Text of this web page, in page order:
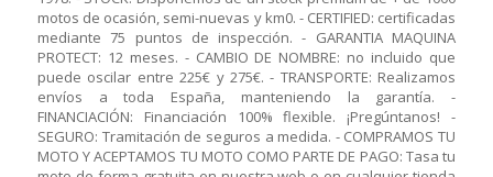
motos de ocasión, semi-nuevas y km0. - CERTIFIED: certificadas
mediante 75 puntos de inspección. - GARANTIA MAQUINA
PROTECT: 12 meses. - CAMBIO DE NOMBRE: no incluido que
puede oscilar entre 225€ y 275€. - TRANSPORTE: Realizamos
envíos a toda España, manteniendo la garantía. -
FINANCIACIÓN: Financiación 100% flexible. ¡Pregúntanos! -
SEGURO: Tramitación de seguros a medida. - COMPRAMOS TU
MOTO Y ACEPTAMOS TU MOTO COMO PARTE DE PAGO: Tasa tu